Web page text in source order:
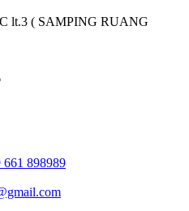
lt.3 ( SAMPING RUANG
661 898989